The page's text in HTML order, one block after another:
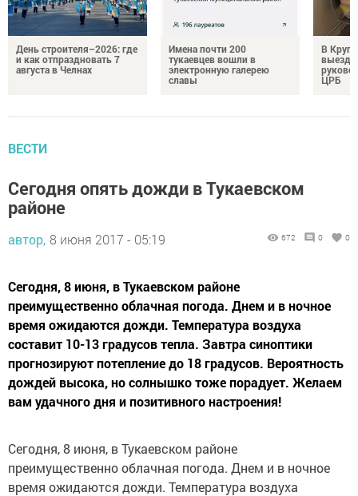
День строителя–2026: где
и как отпраздновать 7
августа в Челнах
Имена почти 200
тукаевцев вошли в
электронную галерею
славы
В
ЦРБ
ВЕСТИ
Сегодня опять дожди в Тукаевском
районе
автор, 8 июня 2017 - 05:19 672 0 0
Сегодня, 8 июня, в Тукаевском районе
преимущественно облачная погода. Днем и в ночное
время ожидаются дожди. Температура воздуха
составит 10-13 градусов тепла. Завтра синоптики
прогнозируют потепление до 18 градусов. Вероятность
дождей высока, но солнышко тоже порадует. Желаем
вам удачного дня и позитивного настроения!
Сегодня, 8 июня, в Тукаевском районе
преимущественно облачная погода. Днем и в ночное
время ожидаются дожди. Температура воздуха